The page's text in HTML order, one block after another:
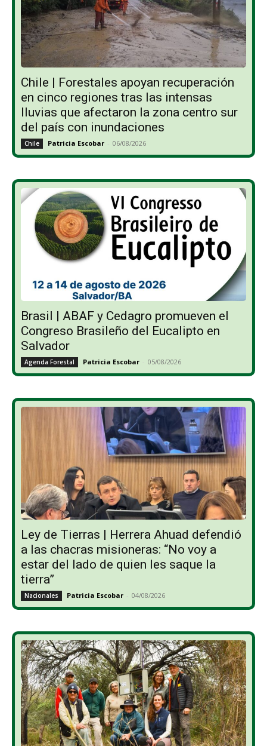
Chile | Forestales apoyan recuperación
en cinco regiones tras las intensas
lluvias que afectaron la zona centro sur
del país con inundaciones
Chile Patricia Escobar - 06/08/2026
Brasil | ABAF y Cedagro promueven el
Congreso Brasileño del Eucalipto en
Salvador
Agenda Forestal Patricia Escobar - 05/08/2026
Ley de Tierras | Herrera Ahuad defendió
a las chacras misioneras: “No voy a
estar del lado de quien les saque la
tierra”
Nacionales Patricia Escobar - 04/08/2026